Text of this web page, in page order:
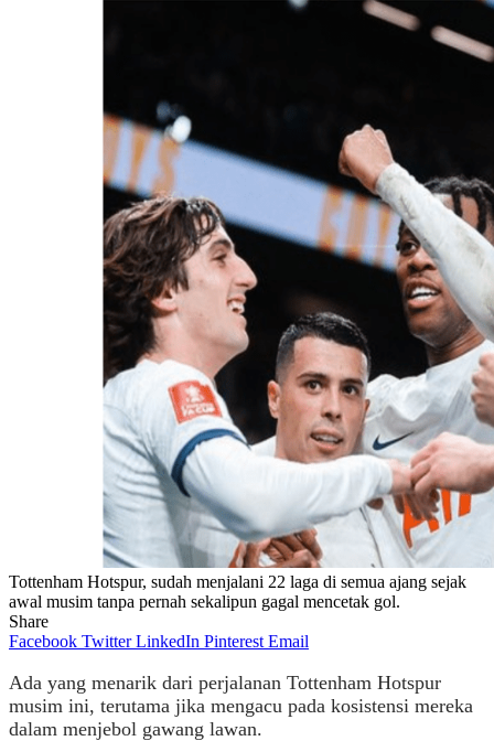
Tottenham Hotspur, sudah menjalani 22 laga di semua ajang sejak
awal musim tanpa pernah sekalipun gagal mencetak gol.
Share
Facebook Twitter LinkedIn Pinterest Email
Ada yang menarik dari perjalanan Tottenham Hotspur
musim ini, terutama jika mengacu pada kosistensi mereka
dalam menjebol gawang lawan.